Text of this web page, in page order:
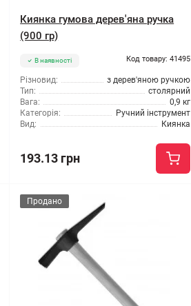
Киянка гумова дерев'яна ручка
(900 гр)
В наявності Код товару: 41495
Різновид:
з дерев'яною ручкою
Тип:
столярний
Вага:
0,9 кг
Категорія:
Ручний інструмент
Вид:
Киянка
193.13 грн
Продано